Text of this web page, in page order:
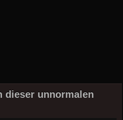
dieser unnormalen